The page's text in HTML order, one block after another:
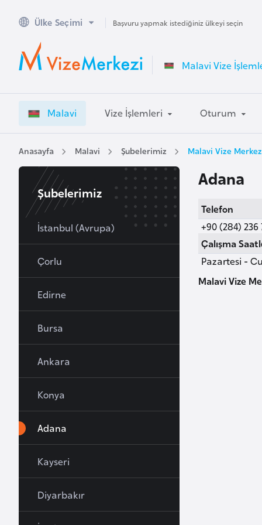
Ülke Seçimi Başvuru yapmak istediğiniz ülkeyi seçin
Malavi Vize
Malavi Vize İşlemleri Oturum
Anasayfa Malavi Şubelerimiz Malavi Vize
Adana
Telefon
+90 (284) 236
Çalışma
Pazartesi -
Malavi Vize
Şubelerimiz
İstanbul (Avrupa)
Çorlu
Edirne
Bursa
Ankara
Konya
Adana
Kayseri
Diyarbakır
A
u
s
a
l
A
u
s
t
y
z
r
b
a
y
c
a
n